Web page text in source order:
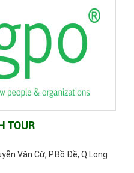
TOUR
Văn Cừ, P.Bồ Đề, Q.Long